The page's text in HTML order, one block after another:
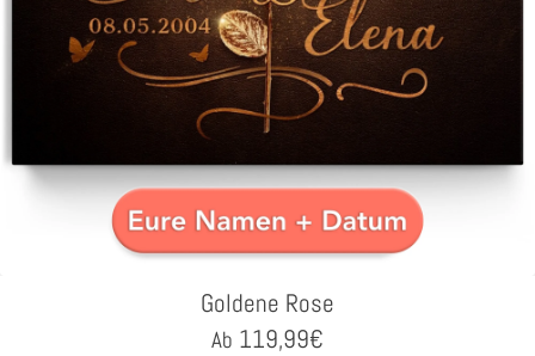
Goldene Rose
Ab 119,99€